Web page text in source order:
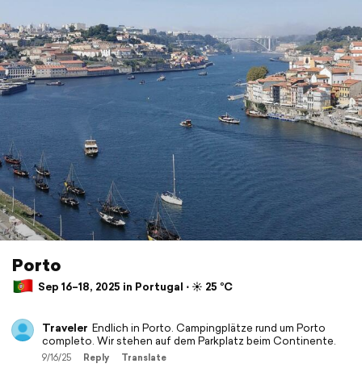
Porto
Sep 16–18, 2025 in Portugal ⋅ ☀️ 25 °C
Traveler Endlich in Porto. Campingplätze rund um Porto
completo. Wir stehen auf dem Parkplatz beim Continente.
9/16/25 Reply Translate